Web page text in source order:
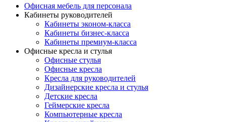
Офисная мебель для персонала
Кабинеты руководителей
Кабинеты эконом-класса
Кабинеты бизнес-класса
Кабинеты премиум-класса
Офисные кресла и стулья
Офисные стулья
Офисные кресла
Кресла для руководителей
Дизайнерские кресла и стулья
Детские кресла
Геймерские кресла
Компьютерные кресла